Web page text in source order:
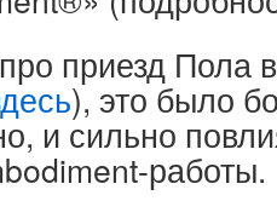
приезд Пола
), это было
и сильно
работы.